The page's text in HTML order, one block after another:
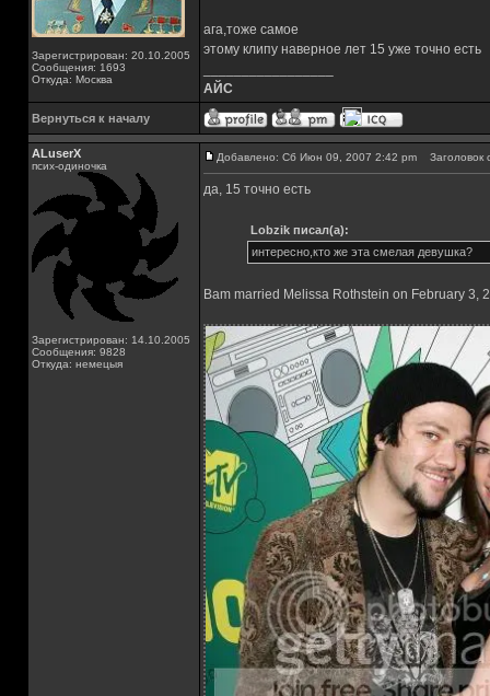
Зарегистрирован: 20.10.2005
Сообщения: 1693
Откуда: Москва
ага,тоже самое
этому клипу наверное лет 15 уже точно есть
АЙС
Вернуться к началу
ALuserX
псих-одиночка
Зарегистрирован: 14.10.2005
Сообщения: 9828
Откуда: немецыя
Добавлено: Сб Июн 09, 2007 2:42 pm Заголовок
да, 15 точно есть
Lobzik писал(а):
интересно,кто же эта смелая девушка?
Bam married Melissa Rothstein on February 3,